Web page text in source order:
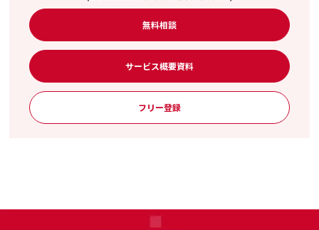
無料相談
サービス概要資料
フリー登録